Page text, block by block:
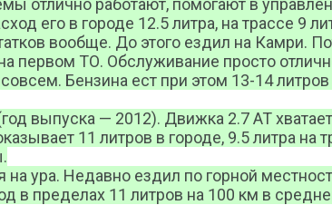
отлично работают, помогают в
его в городе 12.5 литра, на трассе 9
вообще. До этого ездил на Камри.
первом ТО. Обслуживание просто
Бензина ест при этом 13-14
выпуска — 2012). Движка 2.7 АТ
11 литров в городе, 9.5 литра на
ура. Недавно ездил по горной
в пределах 11 литров на 100 км в